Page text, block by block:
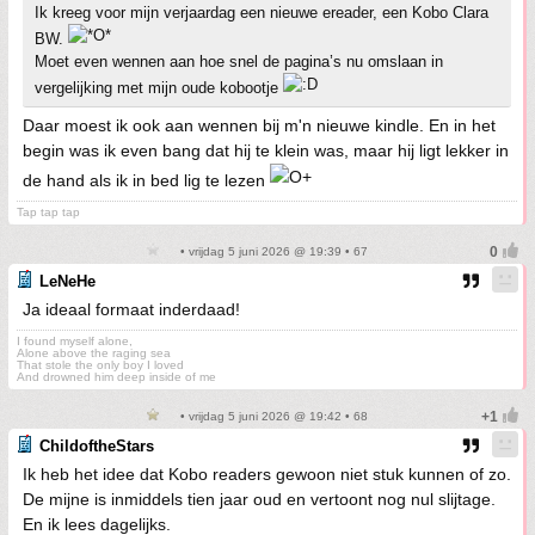
Ik kreeg voor mijn verjaardag een nieuwe ereader, een Kobo Clara
BW.
Moet even wennen aan hoe snel de pagina’s nu omslaan in
vergelijking met mijn oude kobootje
Daar moest ik ook aan wennen bij m'n nieuwe kindle. En in het
begin was ik even bang dat hij te klein was, maar hij ligt lekker in
de hand als ik in bed lig te lezen
Tap tap tap
• vrijdag 5 juni 2026 @ 19:39 • 67
LeNeHe
Ja ideaal formaat inderdaad!
I found myself alone,
Alone above the raging sea
That stole the only boy I loved
And drowned him deep inside of me
• vrijdag 5 juni 2026 @ 19:42 • 68
ChildoftheStars
Ik heb het idee dat Kobo readers gewoon niet stuk kunnen of zo.
De mijne is inmiddels tien jaar oud en vertoont nog nul slijtage.
En ik lees dagelijks.